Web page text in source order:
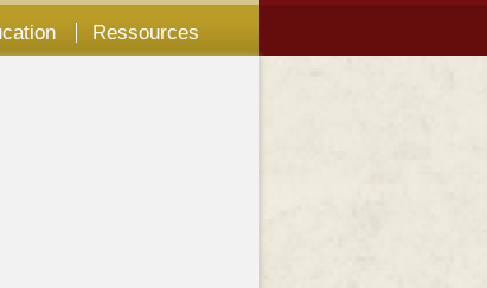
Ressources